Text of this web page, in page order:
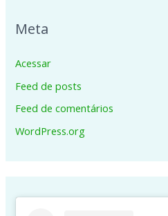
Meta
Acessar
Feed de posts
Feed de comentários
WordPress.org